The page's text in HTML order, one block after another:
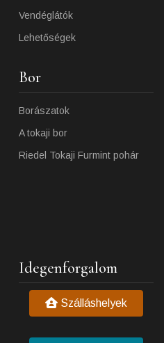
Vendéglátók
Lehetőségek
Bor
Borászatok
A tokaji bor
Riedel Tokaji Furmint pohár
Idegenforgalom
Szálláshelyek